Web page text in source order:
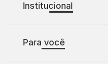
Institucional
Política de Privacidade
Para você